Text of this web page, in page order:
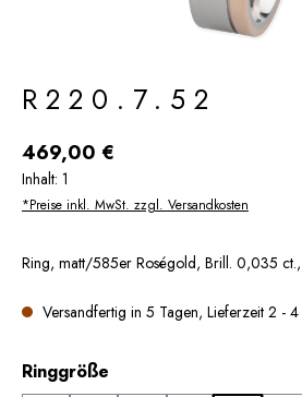
R220.7.52
Regulärer Preis:
469,00 €
Inhalt: 1
*Preise inkl. MwSt. zzgl. Versandkosten
Ring, matt/585er Roségold, Brill. 0,035 ct.,
Versandfertig in 5 Tagen, Lieferzeit 2 -
Ringgröße